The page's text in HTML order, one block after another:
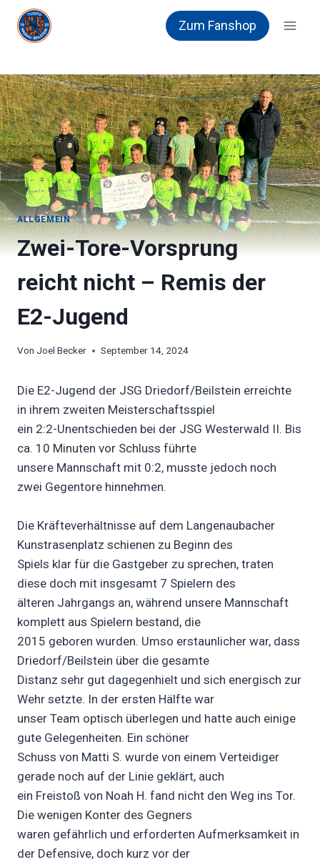
Zum
Inhalt
springen
Zum Fanshop
ALLGEMEIN
Zwei-Tore-Vorsprung
reicht nicht – Remis der
E2-Jugend
Von Joel Becker September 14, 2024
Die E2-Jugend der JSG Driedorf/Beilstein erreichte
in ihrem zweiten Meisterschaftsspiel
ein 2:2-Unentschieden bei der JSG Westerwald II. Bis
ca. 10 Minuten vor Schluss führte
unsere Mannschaft mit 0:2, musste jedoch noch
zwei Gegentore hinnehmen.
Die Kräfteverhältnisse auf dem Langenaubacher
Kunstrasenplatz schienen zu Beginn des
Spiels klar für die Gastgeber zu sprechen, traten
diese doch mit insgesamt 7 Spielern des
älteren Jahrgangs an, während unsere Mannschaft
komplett aus Spielern bestand, die
2015 geboren wurden. Umso erstaunlicher war, dass
Driedorf/Beilstein über die gesamte
Distanz sehr gut dagegenhielt und sich energisch zur
Wehr setzte. In der ersten Hälfte war
unser Team optisch überlegen und hatte auch einige
gute Gelegenheiten. Ein schöner
Schuss von Matti S. wurde von einem Verteidiger
gerade noch auf der Linie geklärt, auch
ein Freistoß von Noah H. fand nicht den Weg ins Tor.
Die wenigen Konter des Gegners
waren gefährlich und erforderten Aufmerksamkeit in
der Defensive, doch kurz vor der